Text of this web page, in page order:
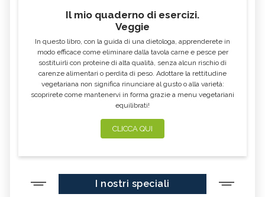
Il mio quaderno di esercizi.
Veggie
In questo libro, con la guida di una dietologa, apprenderete in
modo efficace come eliminare dalla tavola carne e pesce per
sostituirli con proteine di alta qualità, senza alcun rischio di
carenze alimentari o perdita di peso. Adottare la rettitudine
vegetariana non significa rinunciare al gusto o alla varietà:
scoprirete come mantenervi in forma grazie a menu vegetariani
equilibrati!
CLICCA QUI
I nostri speciali